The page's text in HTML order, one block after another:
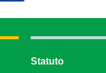
Statuto